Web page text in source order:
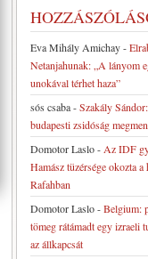
Eva Mihály Amichay-
Netanjahunak: „A lányom
unokával térhet haza”
sós csaba-Szakály
budapesti zsidóság
Domotor Laslo- Az IDF
Hamász tüzérsége okozta a
Rafahban
Domotor Laslo-Belgium:
tömeg rátámadt egy izraeli
az állkapcsát